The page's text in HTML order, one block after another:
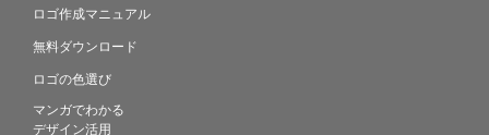
ロゴ作成マニュアル
無料ダウンロード
ロゴの色選び
マンガでわかる
デザイン活用